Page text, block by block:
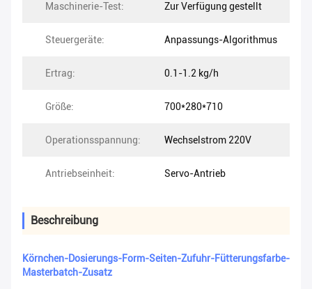
Maschinerie-Test: Zur Verfügung gestellt
Steuergeräte: Anpassungs-Algorithmus
Ertrag: 0.1-1.2 kg/h
Größe: 700*280*710
Operationsspannung: Wechselstrom 220V
Antriebseinheit: Servo-Antrieb
Beschreibung
Körnchen-Dosierungs-Form-Seiten-Zufuhr-Fütterungsfarbe-
Masterbatch-Zusatz